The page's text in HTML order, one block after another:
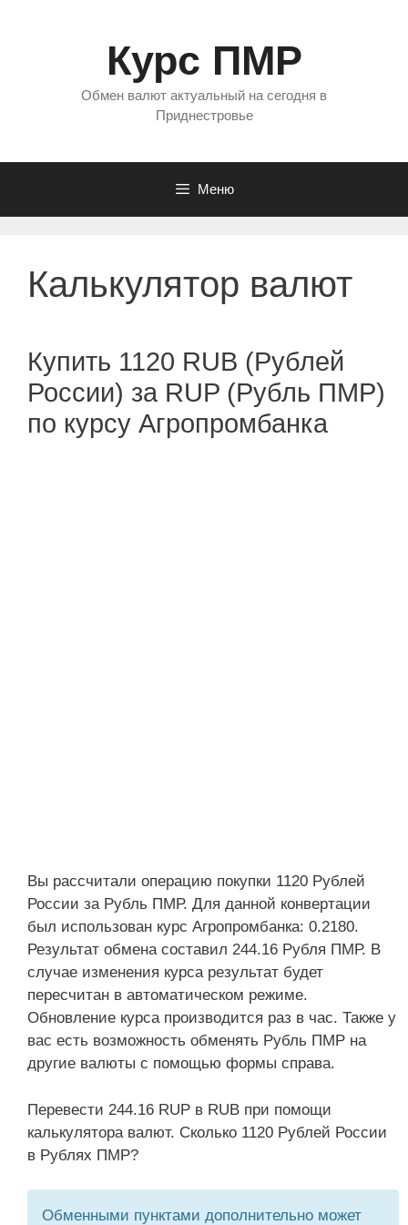
Курс ПМР
Обмен валют актуальный на сегодня в
Приднестровье
Меню
Калькулятор валют
Купить 1120 RUB (Рублей
России) за RUP (Рубль ПМР)
по курсу Агропромбанка
Вы рассчитали операцию покупки 1120 Рублей
России за Рубль ПМР. Для данной конвертации
был использован курс Агропромбанка: 0.2180.
Результат обмена составил 244.16 Рубля ПМР. В
случае изменения курса результат будет
пересчитан в автоматическом режиме.
Обновление курса производится раз в час. Также у
вас есть возможность обменять Рубль ПМР на
другие валюты с помощью формы справа.
Перевести 244.16 RUP в RUB при помощи
калькулятора валют. Сколько 1120 Рублей России
в Рублях ПМР?
Обменными пунктами дополнительно может